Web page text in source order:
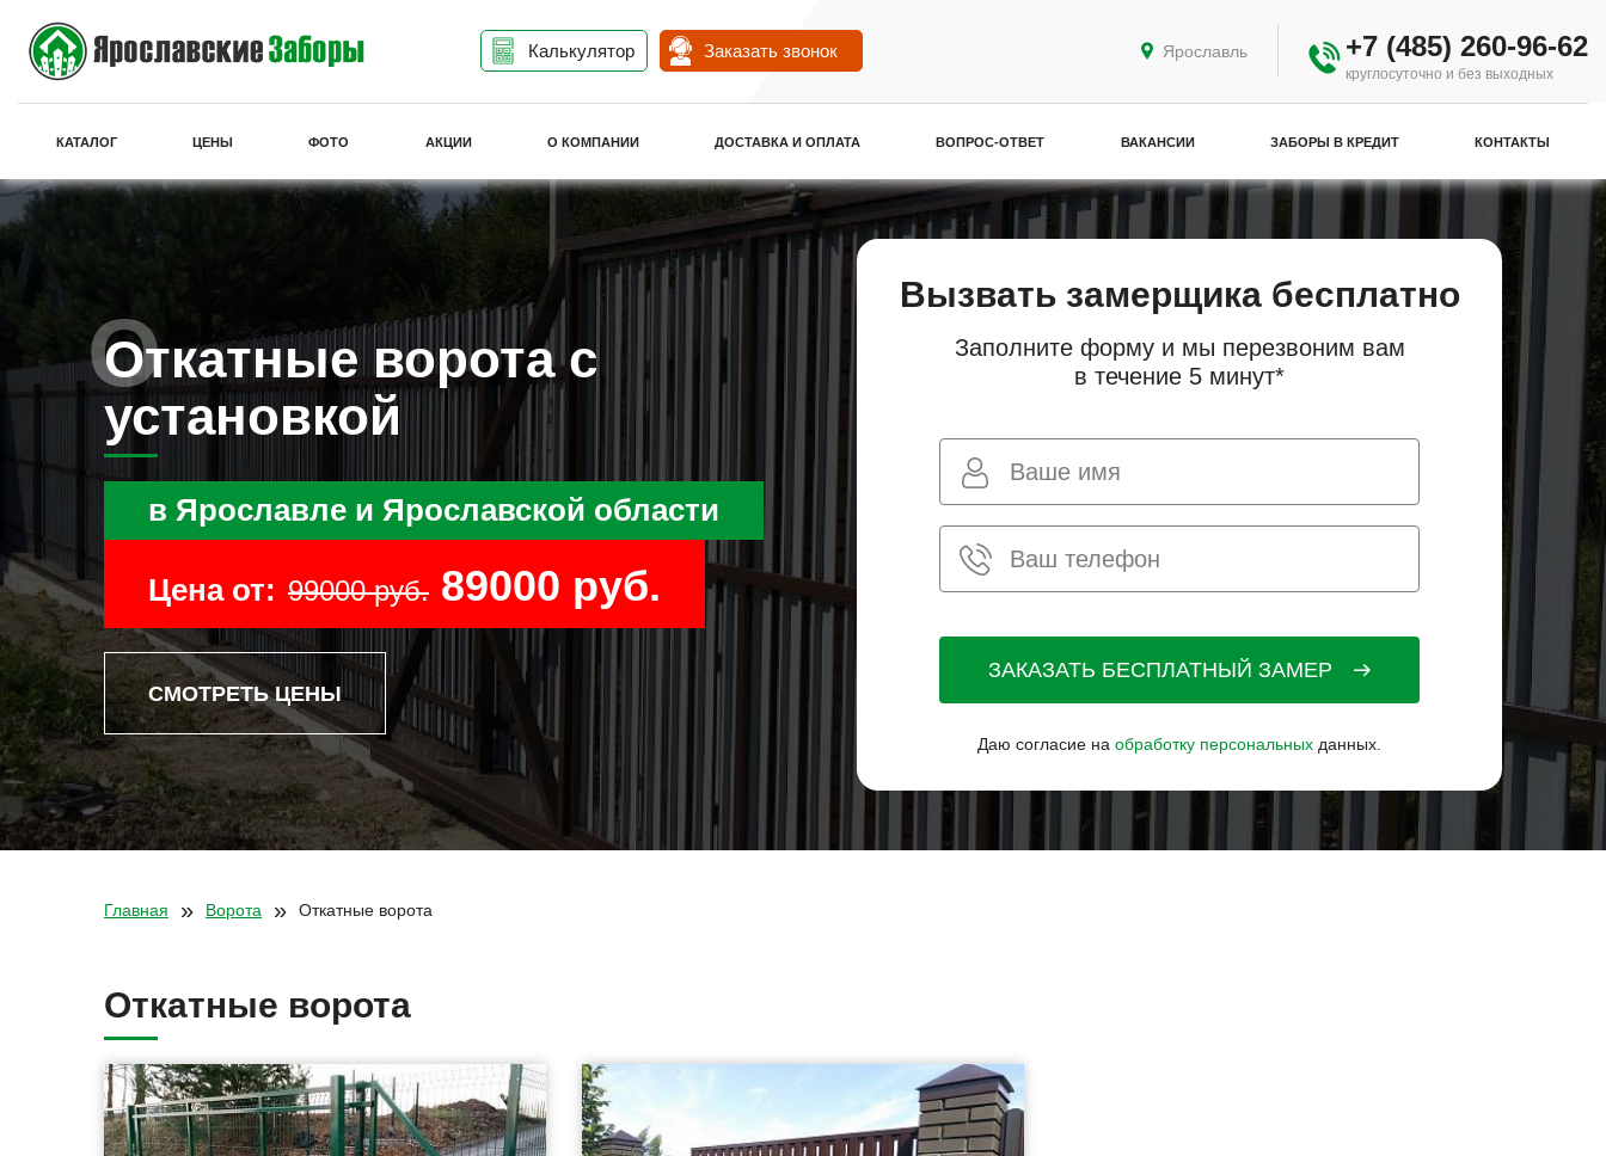
Калькулятор Заказать звонок
КАТАЛОГ ЦЕНЫ ФОТО АКЦИИ О КОМПАНИИ ДОСТАВКА И ОПЛАТА ВОПРОС-ОТВЕТ ВАКАНСИИ ЗАБОРЫ В КРЕДИТ КОНТАКТЫ
Ярославль +7 (485) 260-96-62
круглосуточно и без выходных
Откатные ворота с
установкой
в Ярославле и Ярославской области
Цена от: 99000 руб. 89000 руб.
СМОТРЕТЬ ЦЕНЫ
Вызвать замерщика бесплатно
Заполните форму и мы перезвоним вам
в течение 5 минут*
ЗАКАЗАТЬ БЕСПЛАТНЫЙ ЗАМЕР
Даю согласие на обработку персональных данных.
Главная » Ворота » Откатные ворота
Откатные ворота